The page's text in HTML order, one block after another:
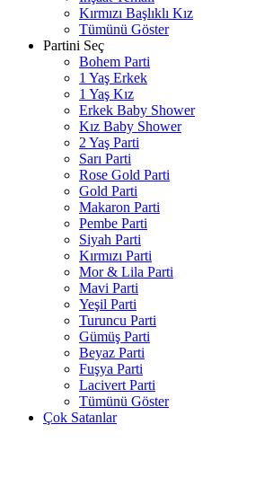
Kırmızı Başlıklı Kız
Tümünü Göster
Partini Seç
Bohem Parti
1 Yaş Erkek
1 Yaş Kız
Erkek Baby Shower
Kız Baby Shower
2 Yaş Parti
Sarı Parti
Rose Gold Parti
Gold Parti
Makaron Parti
Pembe Parti
Siyah Parti
Kırmızı Parti
Mor & Lila Parti
Mavi Parti
Yeşil Parti
Turuncu Parti
Gümüş Parti
Beyaz Parti
Fuşya Parti
Lacivert Parti
Tümünü Göster
Çok Satanlar